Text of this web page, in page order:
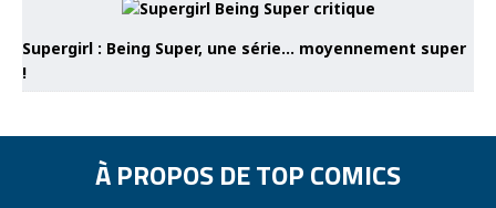
Supergirl : Being Super, une série… moyennement super
!
À PROPOS DE TOP COMICS